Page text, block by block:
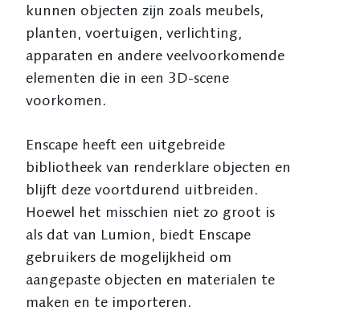
kunnen objecten zijn zoals meubels,
planten, voertuigen, verlichting,
apparaten en andere veelvoorkomende
elementen die in een 3D-scene
voorkomen.
Enscape heeft een uitgebreide
bibliotheek van renderklare objecten en
blijft deze voortdurend uitbreiden.
Hoewel het misschien niet zo groot is
als dat van Lumion, biedt Enscape
gebruikers de mogelijkheid om
aangepaste objecten en materialen te
maken en te importeren.